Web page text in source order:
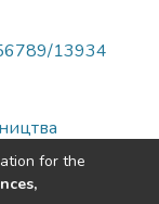
13934
for the